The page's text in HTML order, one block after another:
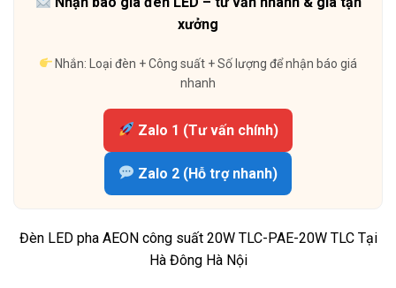
xưởng
Nhắn: Loại đèn + Công suất + Số lượng để nhận báo giá
nhanh
Zalo 1 (Tư vấn chính)
Zalo 2 (Hỗ trợ nhanh)
Đèn LED pha AEON công suất 20W TLC-PAE-20W TLC Tại
Hà Đông Hà Nội